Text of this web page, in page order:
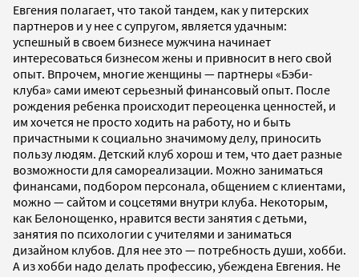
Евгения полагает, что такой тандем, как у питерских
партнеров и у нее с супругом, является удачным:
успешный в своем бизнесе мужчина начинает
интересоваться бизнесом жены и привносит в него свой
опыт. Впрочем, многие женщины — партнеры «Бэби-
клуба» сами имеют серьезный финансовый опыт. После
рождения ребенка происходит переоценка ценностей, и
им хочется не просто ходить на работу, но и быть
причастными к социально значимому делу, приносить
пользу людям. Детский клуб хорош и тем, что дает разные
возможности для самореализации. Можно заниматься
финансами, подбором персонала, общением с клиентами,
можно — сайтом и соцсетями внутри клуба. Некоторым,
как Белонощенко, нравится вести занятия с детьми,
занятия по психологии с учителями и заниматься
дизайном клубов. Для нее это — потребность души, хобби.
А из хобби надо делать профессию, убеждена Евгения. Не